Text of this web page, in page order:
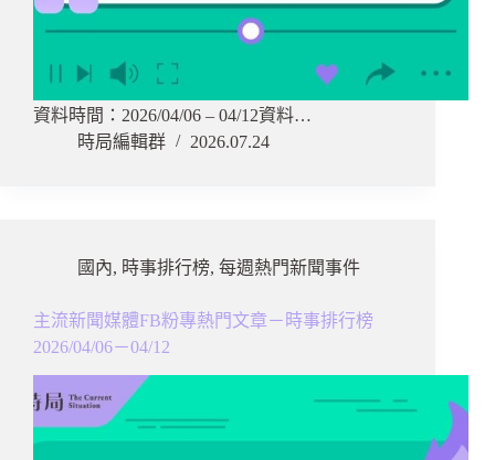
資料時間：2026/04/06 – 04/12資料…
時局編輯群
2026.07.24
國內, 時事排行榜, 每週熱門新聞事件
主流新聞媒體FB粉專熱門文章－時事排行榜
2026/04/06－04/12